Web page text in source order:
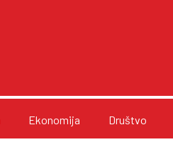
Ekonomija Društvo